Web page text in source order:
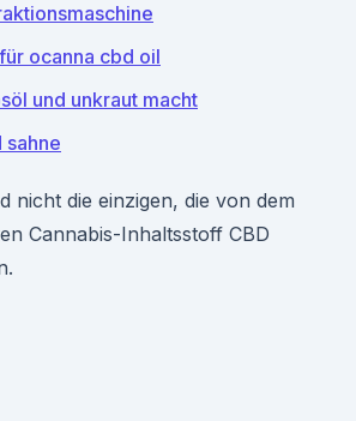
ocanna cbd oil
und unkraut macht
sahne
nicht die einzigen, die von dem
Cannabis-Inhaltsstoff CBD